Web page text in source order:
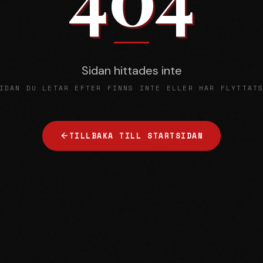
Sidan hittades inte
DU LETAR EFTER FINNS INTE ELLER HAR
TILLBAKA TILL STARTSIDAN